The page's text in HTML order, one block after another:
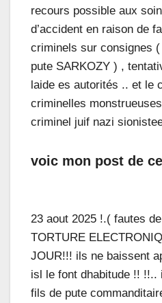
recours possible aux
d’accident en raison de
criminels sur consignes
pute SARKOZY ) ,
laide es autorités .. et le
criminelles
criminel juif nazi
voic mon post de
23 aout 2025 !.( fautes
TORTURE
JOUR!!! ils ne baissent
isl le font dhabitude !! !!..
fils de pute